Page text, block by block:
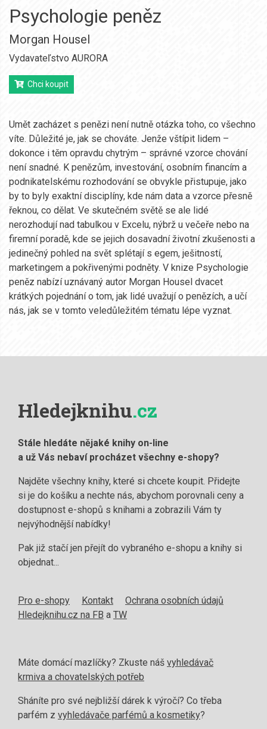
Psychologie peněz
Morgan Housel
Vydavateľstvo AURORA
Chci koupit
Umět zacházet s penězi není nutně otázka toho, co všechno
víte. Důležité je, jak se chováte. Jenže vštípit lidem –
dokonce i těm opravdu chytrým – správné vzorce chování
není snadné. K penězům, investování, osobním financím a
podnikatelskému rozhodování se obvykle přistupuje, jako
by to byly exaktní disciplíny, kde nám data a vzorce přesně
řeknou, co dělat. Ve skutečném světě se ale lidé
nerozhodují nad tabulkou v Excelu, nýbrž u večeře nebo na
firemní poradě, kde se jejich dosavadní životní zkušenosti a
jedinečný pohled na svět splétají s egem, ješitností,
marketingem a pokřivenými podněty. V knize Psychologie
peněz nabízí uznávaný autor Morgan Housel dvacet
krátkých pojednání o tom, jak lidé uvažují o penězích, a učí
nás, jak se v tomto veledůležitém tématu lépe vyznat.
Hledejknihu.cz
Stále hledáte nějaké knihy on-line
a už Vás nebaví procházet všechny e-shopy?
Najděte všechny knihy, které si chcete koupit. Přidejte
si je do košíku a nechte nás, abychom porovnali ceny a
dostupnost e-shopů s knihami a zobrazili Vám ty
nejvýhodnější nabídky!
Pak již stačí jen přejít do vybraného e-shopu a knihy si
objednat...
Pro e-shopy Kontakt
Ochrana osobních údajů
Hledejknihu.cz na FB a TW
Máte domácí mazlíčky? Zkuste náš vyhledávač
krmiva a chovatelských potřeb
Sháníte pro své nejbližší dárek k výročí? Co třeba
parfém z vyhledávače parfémů a kosmetiky?